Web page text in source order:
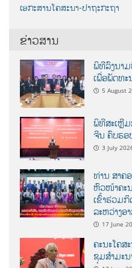
ເອກະສານໂຄສະນາ-ປາຖະກະຖາ
ຂ່າວສານ
ພິທີລົງນາ
ເພື່ອພັດທ
5 August
ພິທີສະເຫຼີ
ຈີນ ຄົບຮອ
3 July
ທ່ານ ສາຄ
ຫົວໜ້າຄະ
ເຂົ້າຮ່ວມ
ລະຫວ່າງອ
17 June
ຄະນະໂຄສ
ຊຸມສຳມະ